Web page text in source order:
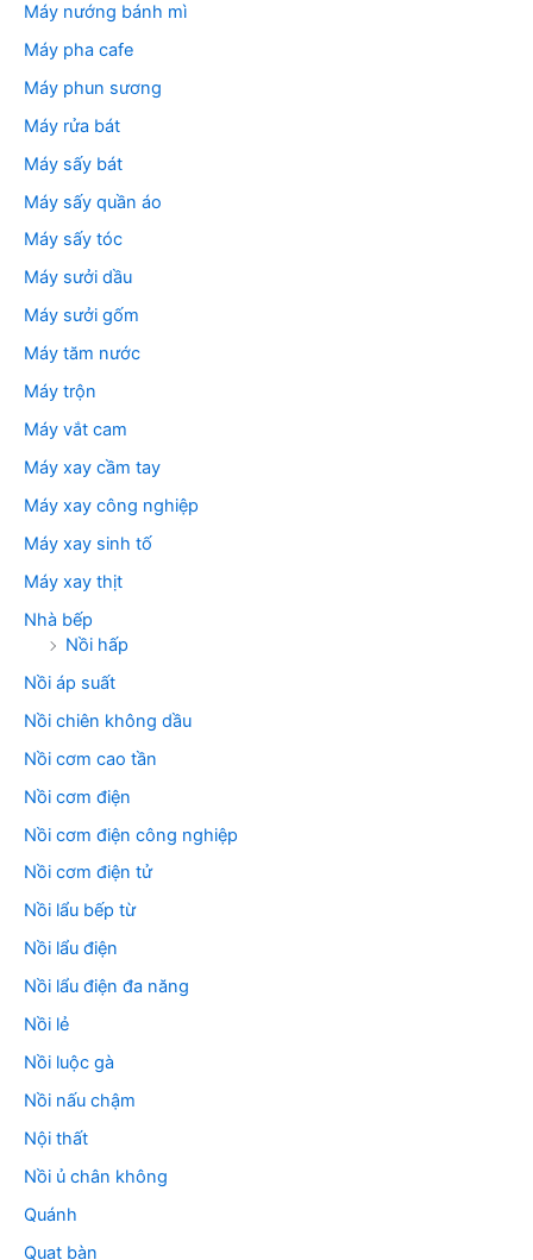
Máy nướng bánh mì
Máy pha cafe
Máy phun sương
Máy rửa bát
Máy sấy bát
Máy sấy quần áo
Máy sấy tóc
Máy sưởi dầu
Máy sưởi gốm
Máy tăm nước
Máy trộn
Máy vắt cam
Máy xay cầm tay
Máy xay công nghiệp
Máy xay sinh tố
Máy xay thịt
Nhà bếp
Nồi hấp
Nồi áp suất
Nồi chiên không dầu
Nồi cơm cao tần
Nồi cơm điện
Nồi cơm điện công nghiệp
Nồi cơm điện tử
Nồi lẩu bếp từ
Nồi lẩu điện
Nồi lẩu điện đa năng
Nồi lẻ
Nồi luộc gà
Nồi nấu chậm
Nội thất
Nồi ủ chân không
Quánh
Quạt bàn